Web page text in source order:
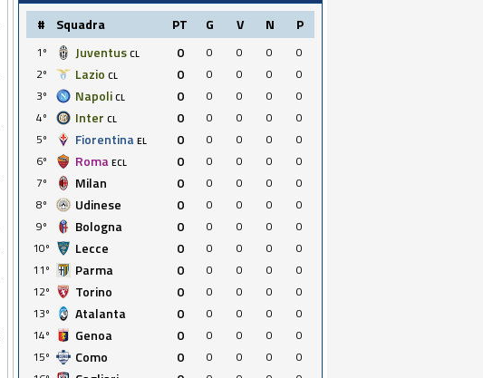
# Squadra PT G V N P
1º Juventus CL 0 0 0 0
0
2º
Lazio CL 0 0 0 0
0
3º
Napoli CL 0 0 0 0
0
4º
Inter CL 0 0 0 0
0
5º
Fiorentina EL 0 0 0 0
0
6º
Roma ECL 0 0 0 0
0
7º
Milan 0 0 0 0
0
8º
Udinese 0 0 0 0
0
9º
Bologna 0 0 0 0
0
10º
Lecce 0 0 0 0
0
11º
Parma 0 0 0 0
0
12º
Torino 0 0 0 0
0
13º
Atalanta 0 0 0 0
0
14º
Genoa 0 0 0 0
0
15º
Como 0 0 0 0
0